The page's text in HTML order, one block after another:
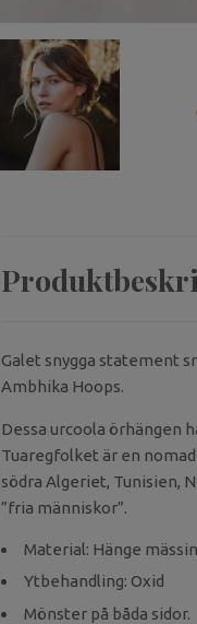
Galet snygga statement
Ambhika Hoops.
Dessa urcoola örhängen
Tuaregfolket är en
södra Algeriet, Tunisien,
”fria människor”.
Material: Hänge
Ytbehandling: Oxid
Mönster på båda sidor.